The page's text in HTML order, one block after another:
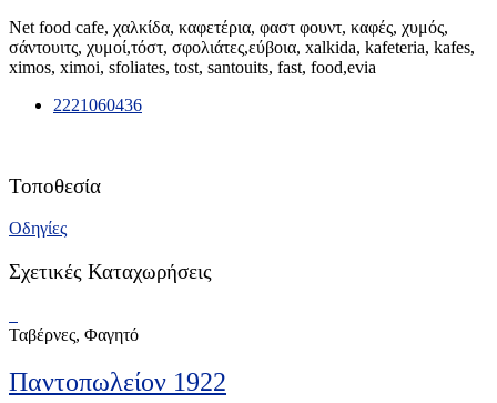
Net food cafe, χαλκίδα, καφετέρια, φαστ φουντ, καφές, χυμός,
σάντουιτς, χυμοί,τόστ, σφολιάτες,εύβοια, xalkida, kafeteria, kafes,
ximos, ximoi, sfoliates, tost, santouits, fast, food,evia
2221060436
Τοποθεσία
Οδηγίες
Σχετικές Καταχωρήσεις
Ταβέρνες, Φαγητό
Παντοπωλείον 1922